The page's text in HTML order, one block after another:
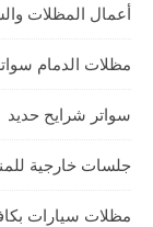
أعمال المظلات
مظلات الدمام
سواتر شرايح حديد
جلسات خارجية
مظلات سيارات